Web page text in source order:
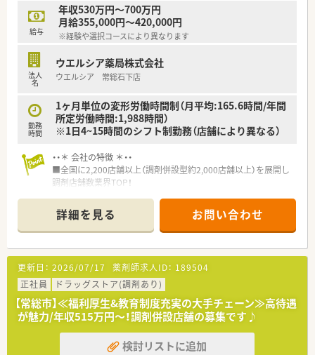
給与
年収530万円～700万円
月給355,000円～420,000円
※経験や選択コースにより異なります
法人
名
ウエルシア薬局株式会社
ウエルシア 常総石下店
勤務
時間
1ヶ月単位の変形労働時間制（月平均:165.6時間/年間
所定労働時間:1,988時間）
※1日4~15時間のシフト制勤務（店舗により異なる）
・・＊ 会社の特徴 ＊・・
■全国に2,200店舗以上（調剤併設型約2,000店舗以上）を展開し
調剤店舗数業界TOP！
頑張り次第で高給与も可能！
■経験や勤務コースによりますが、経験の少ない方でも500万前
半スタートと業界TOP水準！
■職種や職域に合わせ、豊富な社内研修や外部組織と連携した研
修を用意されています
■薬剤師が中心の会社だからこそ活躍できるキャリアパスが多
種多様に用意されています。
■店舗拡大に伴い、エリアマネジャーや営業部長等のマネジメン
トのポジションも増えます。
■在宅や教育等の専門性を活かせるスペシャリストを目指すこ
とも可能です。
■その他にも、管理部門や商品部門等の本社スタッフなど活動領
詳細を見る お問い合わせ
更新日： 2026/07/17 薬剤師求人ID： 189504
正社員
ドラッグストア(調剤あり)
【常総市】≪福利厚生&教育制度充実の大手チェーン≫高待遇
が魅力/年収515万円～！調剤併設店舗の募集です♪
検討リストに追加